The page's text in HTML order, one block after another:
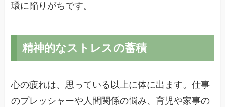
環に陥りがちです。
精神的なストレスの蓄積
心の疲れは、思っている以上に体に出ます。仕事
のプレッシャーや人間関係の悩み、育児や家事の